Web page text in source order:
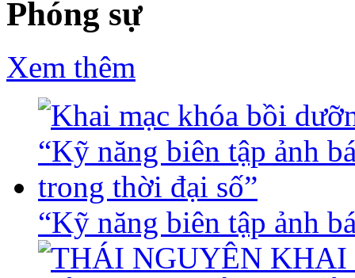
Phóng sự
Xem thêm
“Kỹ năng biên tập ảnh